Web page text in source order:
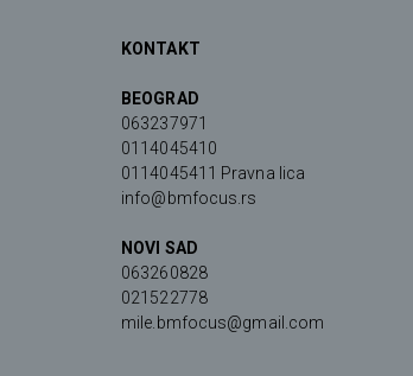
KONTAKT
BEOGRAD
063237971
0114045410
0114045411 Pravna lica
info@bmfocus.rs
NOVI SAD
063260828
021522778
mile.bmfocus@gmail.com